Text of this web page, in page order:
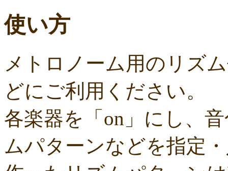
使い方
メトロノーム用のリズ
どにご利用ください。
各楽器を「on」にし、
ムパターンなどを指定